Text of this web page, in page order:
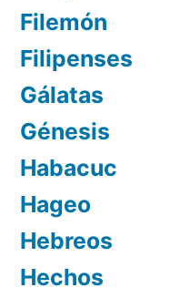
Filemón
Filipenses
Gálatas
Génesis
Habacuc
Hageo
Hebreos
Hechos